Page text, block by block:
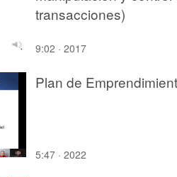
transacciones)
9:02 · 2017
Plan de
5:47 · 2022